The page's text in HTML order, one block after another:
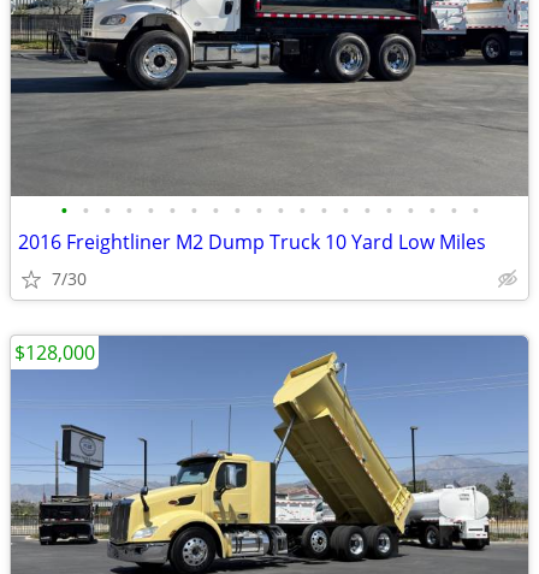
• • • • • • • • • • • • • • • • • • • •
2016 Freightliner M2 Dump Truck 10 Yard Low Miles
7/30
$128,000